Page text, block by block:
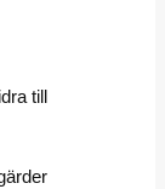
till